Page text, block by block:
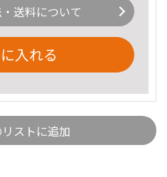
送料について
入れる
ストに追加